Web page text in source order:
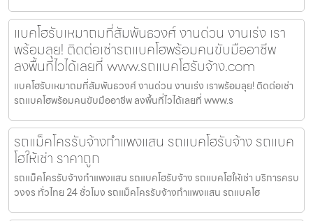
แบคโฮรับเหมาถมที่สัมพันธวงศ์ งานด่วน งานเร่ง เรา
พร้อมลุย! ติดต่อเช่ารถแบคโฮพร้อมคนขับมืออาชีพ
ลงพื้นที่ไวได้เลยที่ www.รถแบคโฮรับจ้าง.com
แบคโฮรับเหมาถมที่สัมพันธวงศ์ งานด่วน งานเร่ง เราพร้อมลุย! ติดต่อเช่า
รถแบคโฮพร้อมคนขับมืออาชีพ ลงพื้นที่ไวได้เลยที่ www.ร
รถแม็คโครรับจ้างกำแพงแสน รถแบคโฮรับจ้าง รถแบค
โฮให้เช่า ราคาถูก
รถแม็คโครรับจ้างกำแพงแสน รถแบคโฮรับจ้าง รถแบคโฮให้เช่า บริการครบ
วงจร ทั่วไทย 24 ชั่วโมง รถแม็คโครรับจ้างกำแพงแสน รถแบคโฮ